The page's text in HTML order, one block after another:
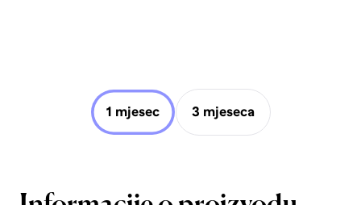
1 mjesec 3 mjeseca